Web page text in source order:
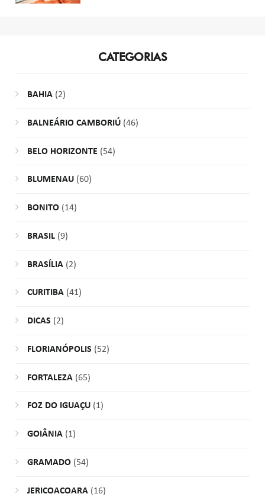
CATEGORIAS
BAHIA(2)
BALNEÁRIO CAMBORIÚ(46)
BELO HORIZONTE (54)
BLUMENAU(60)
BONITO(14)
BRASIL(9)
BRASÍLIA(2)
CURITIBA(41)
DICAS (2)
FLORIANÓPOLIS (52)
FORTALEZA(65)
FOZ DO IGUAÇU(1)
GOIÂNIA(1)
GRAMADO(54)
JERICOACOARA(16)